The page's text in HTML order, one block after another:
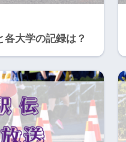
各大学の記録は？